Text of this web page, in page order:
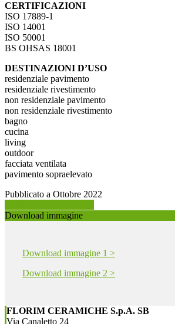
CERTIFICAZIONI
ISO 17889-1
ISO 14001
ISO 50001
BS OHSAS 18001
DESTINAZIONI D’USO
residenziale pavimento
residenziale rivestimento
non residenziale pavimento
non residenziale rivestimento
bagno
cucina
living
outdoor
facciata ventilata
pavimento sopraelevato
Pubblicato a Ottobre 2022
Download immagine
Download immagine 1 >
Download immagine 2 >
FLORIM CERAMICHE S.p.A. SB
Via Canaletto 24